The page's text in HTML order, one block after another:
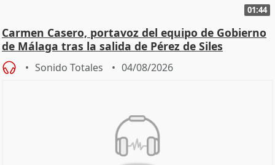
01:44
Carmen Casero, portavoz del equipo de Gobierno
de Málaga tras la salida de Pérez de Siles
Sonido Totales 04/08/2026